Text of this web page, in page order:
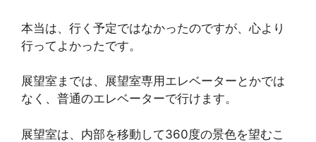
本当は、行く予定ではなかったのですが、心より
行ってよかったです。
展望室までは、展望室専用エレベーターとかでは
なく、普通のエレベーターで行けます。
展望室は、内部を移動して360度の景色を望むこ